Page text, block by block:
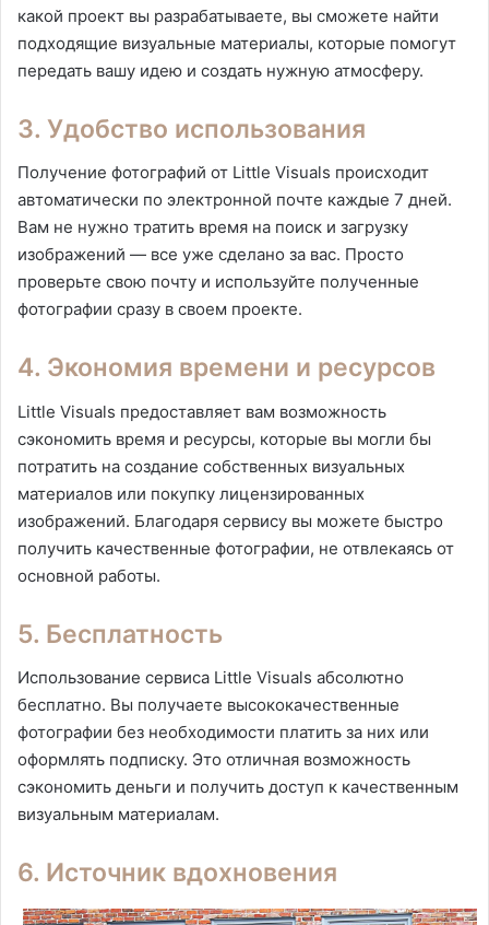
какой проект вы разрабатываете, вы сможете найти
подходящие визуальные материалы, которые помогут
передать вашу идею и создать нужную атмосферу.
3. Удобство использования
Получение фотографий от Little Visuals происходит
автоматически по электронной почте каждые 7 дней.
Вам не нужно тратить время на поиск и загрузку
изображений — все уже сделано за вас. Просто
проверьте свою почту и используйте полученные
фотографии сразу в своем проекте.
4. Экономия времени и ресурсов
Little Visuals предоставляет вам возможность
сэкономить время и ресурсы, которые вы могли бы
потратить на создание собственных визуальных
материалов или покупку лицензированных
изображений. Благодаря сервису вы можете быстро
получить качественные фотографии, не отвлекаясь от
основной работы.
5. Бесплатность
Использование сервиса Little Visuals абсолютно
бесплатно. Вы получаете высококачественные
фотографии без необходимости платить за них или
оформлять подписку. Это отличная возможность
сэкономить деньги и получить доступ к качественным
визуальным материалам.
6. Источник вдохновения